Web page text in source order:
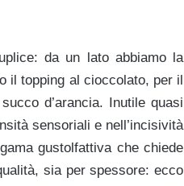
da un lato abbiamo la
il topping al cioccolato, per il
d’arancia. Inutile quasi
sensoriali e nell’incisività
gustolfattiva che chiede
sia per spessore: ecco